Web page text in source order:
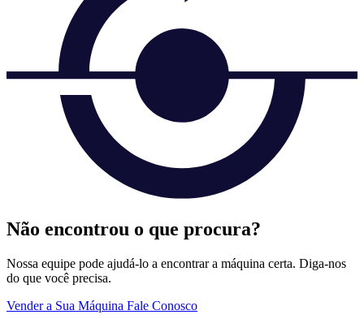
Não encontrou o que procura?
Nossa equipe pode ajudá-lo a encontrar a máquina certa. Diga-nos
do que você precisa.
Vender a Sua Máquina Fale Conosco